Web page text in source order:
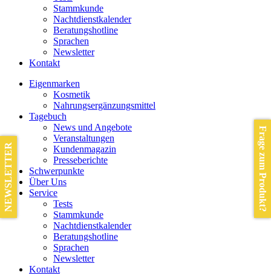
Stammkunde
Nachtdienstkalender
Beratungshotline
Sprachen
Newsletter
Kontakt
Eigenmarken
Kosmetik
Nahrungsergänzungsmittel
Tagebuch
News und Angebote
Veranstaltungen
Kundenmagazin
Presseberichte
Schwerpunkte
Über Uns
Service
Tests
Stammkunde
Nachtdienstkalender
Beratungshotline
Sprachen
Newsletter
Kontakt
Frage zum Produkt?
NEWSLETTER